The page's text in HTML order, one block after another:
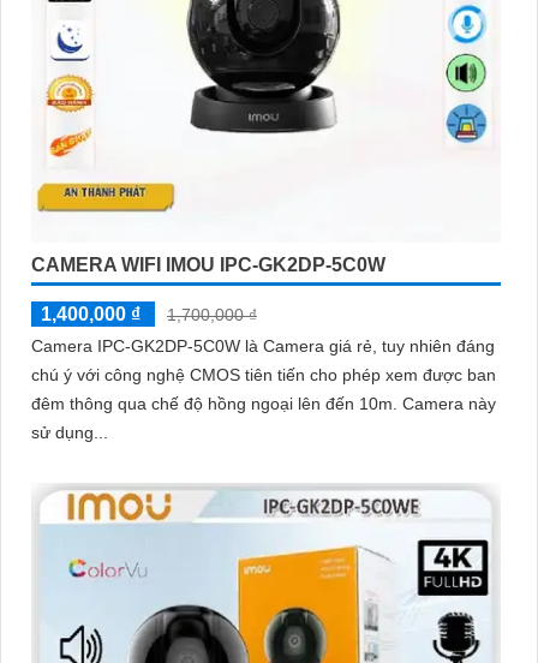
CAMERA WIFI IMOU IPC-GK2DP-5C0W
1,400,000 ₫
1,700,000 ₫
Camera IPC-GK2DP-5C0W là Camera giá rẻ, tuy nhiên đáng
chú ý với công nghệ CMOS tiên tiến cho phép xem được ban
đêm thông qua chế độ hồng ngoại lên đến 10m. Camera này
sử dụng...